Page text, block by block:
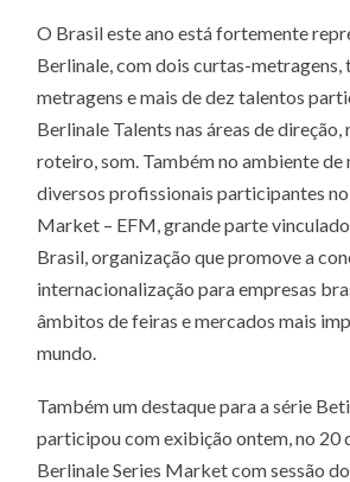
O Brasil este ano está fortemente
Berlinale, com dois curtas-metragens,
metragens e mais de dez talentos
Berlinale Talents nas áreas de direção,
roteiro, som. Também no ambiente de
diversos profissionais participantes
Market – EFM, grande parte
Brasil, organização que promove a
internacionalização para empresas
âmbitos de feiras e mercados mais
mundo.
Também um destaque para a série
participou com exibição ontem, no 20
Berlinale Series Market com sessão